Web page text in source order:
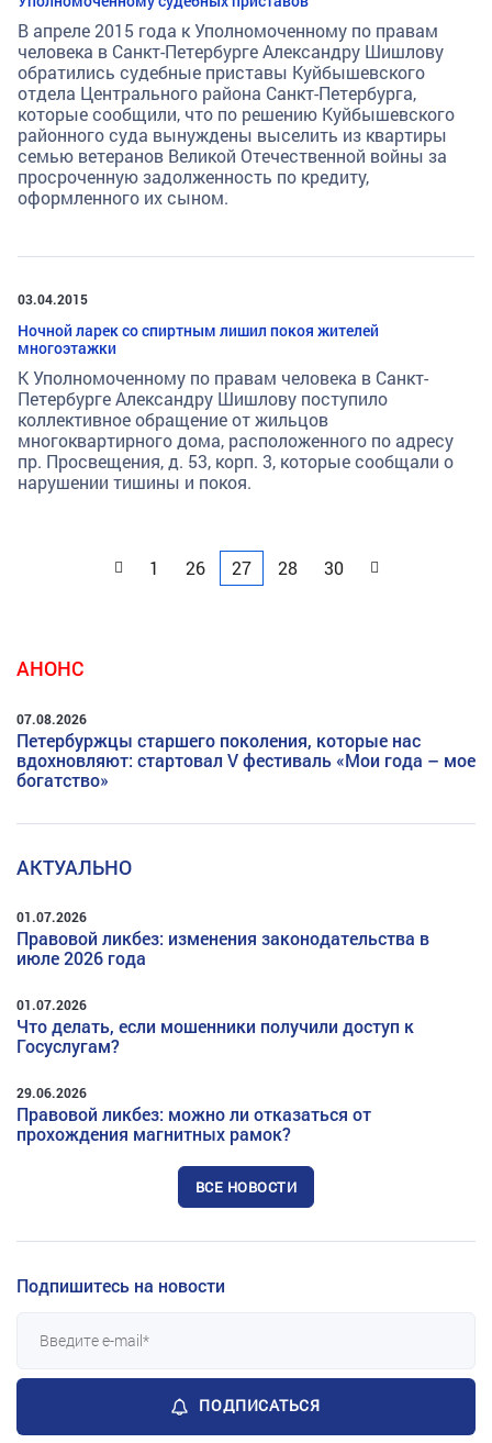
В апреле 2015 года к Уполномоченному по правам
человека в Санкт-Петербурге Александру Шишлову
обратились судебные приставы Куйбышевского
отдела Центрального района Санкт-Петербурга,
которые сообщили, что по решению Куйбышевского
районного суда вынуждены выселить из квартиры
семью ветеранов Великой Отечественной войны за
просроченную задолженность по кредиту,
оформленного их сыном.
03.04.2015
Ночной ларек со спиртным лишил покоя жителей
многоэтажки
К Уполномоченному по правам человека в Санкт-
Петербурге Александру Шишлову поступило
коллективное обращение от жильцов
многоквартирного дома, расположенного по адресу
пр. Просвещения, д. 53, корп. 3, которые сообщали о
нарушении тишины и покоя.
Назад
1 26 27 28 30 Вперед
АНОНС
07.08.2026
Петербуржцы старшего поколения, которые нас
вдохновляют: стартовал V фестиваль «Мои года – мое
богатство»
АКТУАЛЬНО
01.07.2026
Правовой ликбез: изменения законодательства в
июле 2026 года
01.07.2026
Что делать, если мошенники получили доступ к
Госуслугам?
29.06.2026
Правовой ликбез: можно ли отказаться от
прохождения магнитных рамок?
ВСЕ НОВОСТИ
Подпишитесь на новости
ПОДПИСАТЬСЯ